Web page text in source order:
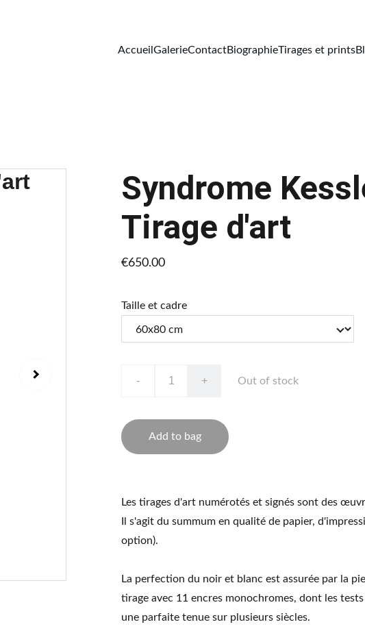
Accueil GalerieContactBiographieTirages et prints
Syndrome
Tirage d'art
€650.00
Taille et cadre
- + Out of stock
Add to bag
Les tirages d'art numérotés et signés sont des
Il s'agit du summum en qualité de papier,
option).
La perfection du noir et blanc est assurée par la
tirage avec 11 encres monochromes, dont les
une parfaite tenue sur plusieurs siècles.